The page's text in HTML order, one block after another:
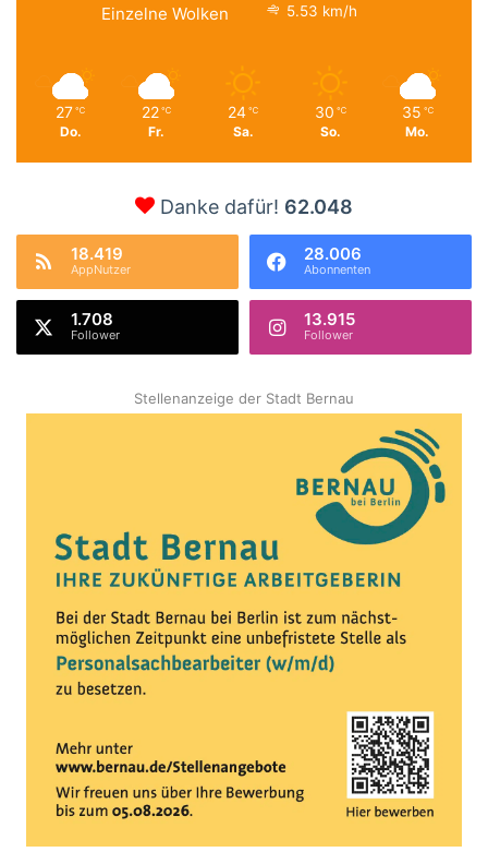
Einzelne Wolken
5.53 km/h
27 ℃
Do.
22 ℃
Fr.
24 ℃
Sa.
30 ℃
So.
35 ℃
Mo.
Danke dafür! 62.048
18.419
AppNutzer
28.006
Abonnenten
1.708
Follower
13.915
Follower
Stellenanzeige der Stadt Bernau